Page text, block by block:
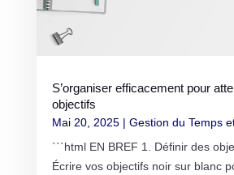
S’organiser efficacement pour
objectifs
Mai 20, 2025| Gestion du Temps
```html EN BREF 1. Définir des
Écrire vos objectifs noir sur blanc